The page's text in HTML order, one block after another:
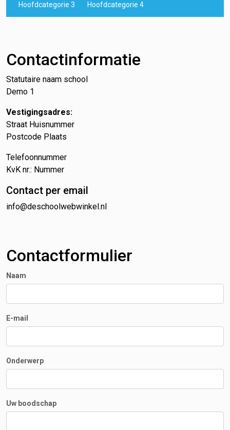
Hoofdcategorie 3 Hoofdcategorie 4
Contact
Contactinformatie
Statutaire naam school
Demo 1
Vestigingsadres:
Straat Huisnummer
Postcode Plaats
Telefoonnummer
KvK nr.: Nummer
Contact per email
info@deschoolwebwinkel.nl
Contactformulier
Naam
E-mail
Onderwerp
Uw boodschap